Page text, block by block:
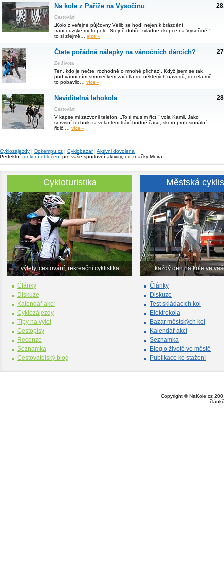
Na kole z Paříže na Vysočinu
Cestování
„Kolo z veřejné půjčovny Vélib se hodí nejen k brázdění
francouzské metropole. Stejně dobře zvládne i kopce na Vysočině,"
to si zřejmě… více »
Čtete pořádně nálepky na vánočních dárcích?
Ze života
Ten, kdo je nečte, rozhodně o mnohé přichází. Když jsem se tak
pod vánočním stromečkem začetla do některých návodů, docela mě
to pobavilo… více »
Neviditelná lehokola
Cestování
V kapse mi zazvonil telefon. „To ti musím říct," volá Kamil. Jako
servisní technik za volantem tráví hodně času, skoro profesionální
řidič.… více »
Cyklozájezdy | Dokempu.cz | Cyklobazar| Aktivni dovolená
Perfektní funkční oblečení pro vaše sportovní aktivity, od značky Moira.
Cykloturistika
výlety, cestování, rekreační cyklistika
Články
Diskuze
Kalendář akcí
Cyklozájezdy
Tipy na výlet
Cestopisy
Recenze
Seznamka
Cestovatelský blog
Městská
každý den na kole ve
Články
Diskuze
Test skládacích kol
Elektrokola
Bazar městských kol
Kalendář akcí
Seznamka
Blog o životě ve městě
Publikace ke stažení
Copyright © NaKole.cz